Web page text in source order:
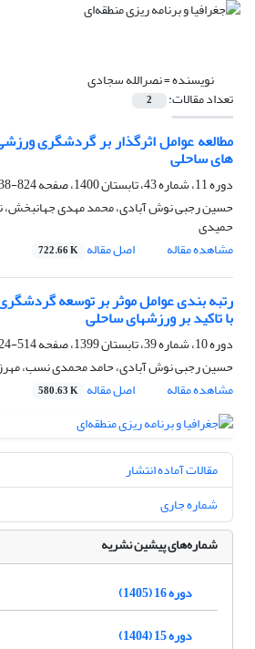
نویسنده =نصرالله سجادی
تعداد مقالات: 2
مطالعه عوامل اثرگذار بر گردشگری
های ساحلی
دوره 11، شماره 43، تابستان 1400، صفحه
824-838
حسین رجبی نوش آبادی، محمد مهدی جهانبخش،
حمیدی
مشاهده مقاله
اصل مقاله 722.66 K
رتبه بندی عوامل موثر بر توسعه
با تاکید بر ورزشهای ساحلی
دوره 10، شماره 39، تابستان 1399، صفحه
514-524
حسین رجبی نوش آبادی، حامد محمدی نسب،
مشاهده مقاله
اصل مقاله 580.63 K
مقالات آماده انتشار
شماره جاری
شماره‌های پیشین نشریه
دوره 16 (1405)
دوره 15 (1404)